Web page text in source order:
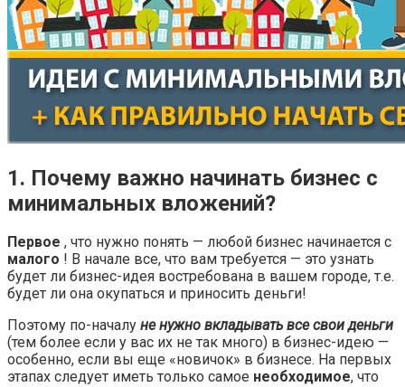
1. Почему важно начинать бизнес с
минимальных вложений?
Первое , что нужно понять — любой бизнес начинается с
малого ! В начале все, что вам требуется — это узнать
будет ли бизнес-идея востребована в вашем городе, т.е.
будет ли она окупаться и приносить деньги!
Поэтому по-началу не нужно вкладывать все свои деньги
(тем более если у вас их не так много) в бизнес-идею —
особенно, если вы еще «новичок» в бизнесе. На первых
этапах следует иметь только самое необходимое, что